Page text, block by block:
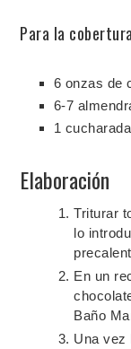
Para la cobertura
6 onzas de
6-7
1
Elaboración
Triturar
lo
En un
Baño
Una vez